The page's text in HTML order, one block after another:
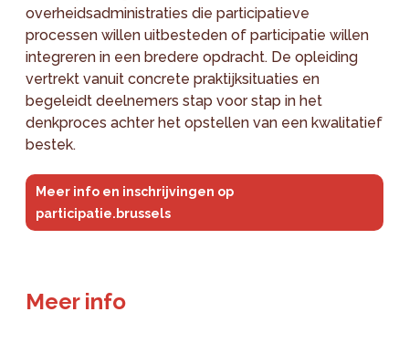
overheidsadministraties die participatieve
processen willen uitbesteden of participatie willen
integreren in een bredere opdracht. De opleiding
vertrekt vanuit concrete praktijksituaties en
begeleidt deelnemers stap voor stap in het
denkproces achter het opstellen van een kwalitatief
bestek.
Meer info en inschrijvingen op
participatie.brussels
Meer info